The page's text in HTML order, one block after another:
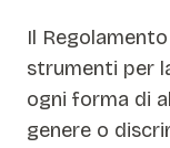
Il
strumenti per
ogni forma di
genere o